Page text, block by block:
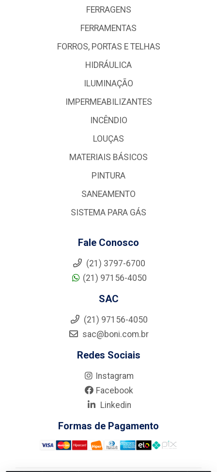
FERRAGENS
FERRAMENTAS
FORROS, PORTAS E TELHAS
HIDRÁULICA
ILUMINAÇÃO
IMPERMEABILIZANTES
INCÊNDIO
LOUÇAS
MATERIAIS BÁSICOS
PINTURA
SANEAMENTO
SISTEMA PARA GÁS
Fale Conosco
(21) 3797-6700
(21) 97156-4050
SAC
(21) 97156-4050
sac@boni.com.br
Redes Sociais
Instagram
Facebook
Linkedin
Formas de Pagamento